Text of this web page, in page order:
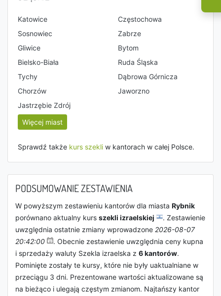
Katowice
Częstochowa
Sosnowiec
Zabrze
Gliwice
Bytom
Bielsko-Biała
Ruda Śląska
Tychy
Dąbrowa Górnicza
Chorzów
Jaworzno
Jastrzębie Zdrój
Więcej miast
Sprawdź także kurs szekli w kantorach w całej Polsce.
PODSUMOWANIE ZESTAWIENIA
W powyższym zestawieniu kantorów dla miasta Rybnik
porównano aktualny kurs szekli izraelskiej
. Zestawienie
uwzględnia ostatnie zmiany wprowadzone 2026-08-07
20:42:00
. Obecnie zestawienie uwzględnia ceny kupna
i sprzedaży waluty Szekla izraelska z 6 kantorów.
Pominięte zostały te kursy, które nie były uaktualniane w
przeciągu 3 dni. Prezentowane wartości aktualizowane są
na bieżąco i ulegają częstym zmianom. Najtańszy kantor